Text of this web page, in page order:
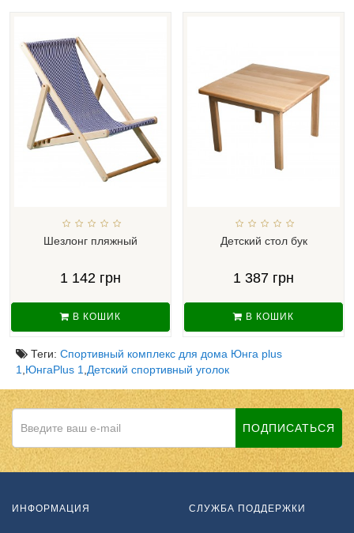
Шезлонг пляжный
1 142 грн
В КОШИК
Детский стол бук
1 387 грн
В КОШИК
Теги: Спортивный комплекс для дома Юнга plus
1,ЮнгаPlus 1,Детский спортивный уголок
ПОДПИСАТЬСЯ
ИНФОРМАЦИЯ СЛУЖБА ПОДДЕРЖКИ